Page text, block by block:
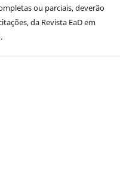
ou parciais, deverão
da Revista EaD em